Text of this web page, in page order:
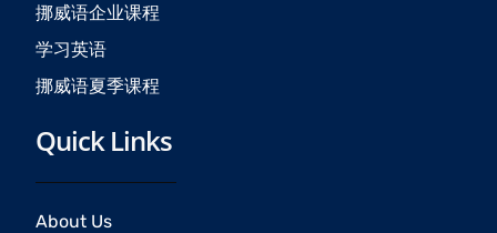
挪威语企业课程
学习英语
挪威语夏季课程
Quick Links
About Us